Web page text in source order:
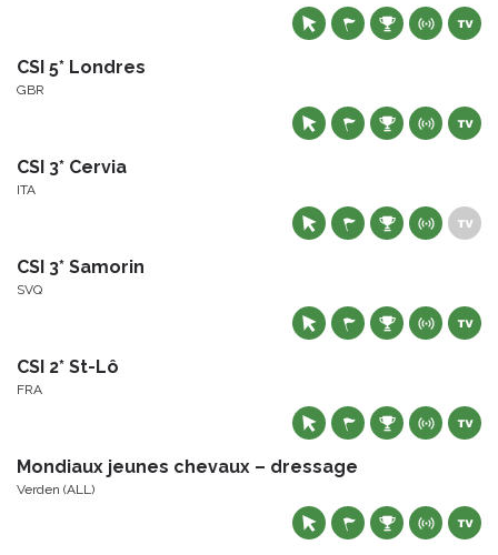
CSI 5* Londres
GBR
CSI 3* Cervia
ITA
CSI 3* Samorin
SVQ
CSI 2* St-Lô
FRA
Mondiaux jeunes chevaux – dressage
Verden (ALL)